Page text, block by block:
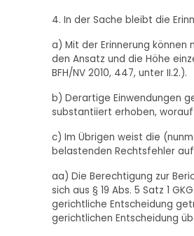
4. In der Sache bleibt die
a) Mit der Erinnerung
den Ansatz und die Höhe
BFH/NV 2010, 447, unter II.2.).
b) Derartige Einwendungen
substantiiert erhoben,
c) Im Übrigen weist die
belastenden Rechtsfehler
aa) Die Berechtigung zur
sich aus § 19 Abs. 5 Satz 1
gerichtliche Entscheidung
gerichtlichen Entscheidung